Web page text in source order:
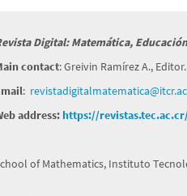
Digital: Matemática,
contact: Greivin Ramírez A.,
: revistadigitalmatematica@itcr.
address: https://
of Mathematics, Instituto